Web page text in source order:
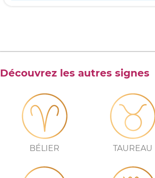
Découvrez les autres signes
BÉLIER TAUREAU